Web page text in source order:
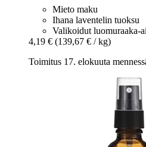
Mieto maku
Ihana laventelin tuoksu
Valikoidut luomuraaka-
4,19 € (139,67 € / kg)
Toimitus 17. elokuuta